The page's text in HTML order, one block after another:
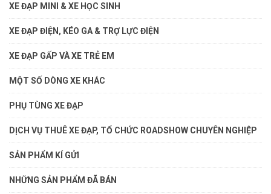
XE ĐẠP MINI & XE HỌC SINH
XE ĐẠP ĐIỆN, KÉO GA & TRỢ LỰC ĐIỆN
XE ĐẠP GẤP VÀ XE TRẺ EM
MỘT SỐ DÒNG XE KHÁC
PHỤ TÙNG XE ĐẠP
DỊCH VỤ THUÊ XE ĐẠP, TỔ CHỨC ROADSHOW CHUYÊN NGHIỆP
SẢN PHẨM KÍ GỬI
NHỮNG SẢN PHẨM ĐÃ BÁN